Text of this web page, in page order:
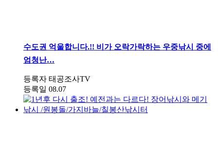
수도권 억울합니다.!! 비가 오락가락하는 우중낚시 중에
엄청난…
등록자 태공조사TV
등록일 08.07